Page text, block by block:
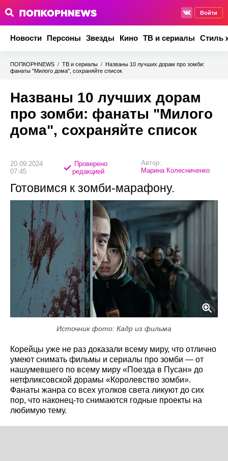
Войти
Новости Персоны Звезды Кино ТВ и сериалы Стиль
ПОПКОРНNEWS / ТВ и сериалы / Названы 10 лучших дорам про зомби:
фанаты "Милого дома", сохраняйте список
Названы 10 лучших дорам
про зомби: фанаты "Милого
дома", сохраняйте список
20.09.2024
07:45
Проверено
редакцией
Автор:
Марина Колесниченко
Готовимся к зомби-марафону.
Источник фото: Кадр из фильма
Корейцы уже не раз доказали всему миру, что отлично
умеют снимать фильмы и сериалы про зомби — от
нашумевшего по всему миру «Поезда в Пусан» до
нетфликсовской дорамы «Королевство зомби».
Фанаты жанра со всех уголков света ликуют до сих
пор, что наконец-то снимаются годные проекты на
любимую тему.